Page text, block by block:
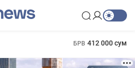
БРВ 412 000 сум